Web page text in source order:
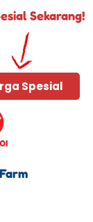
Sekarang!
Spesial